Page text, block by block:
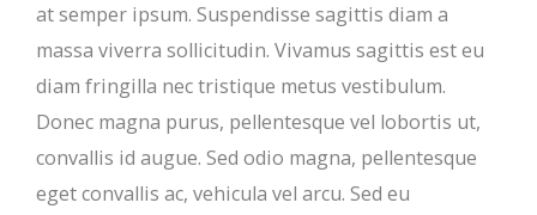
at semper ipsum. Suspendisse sagittis diam a
massa viverra sollicitudin. Vivamus sagittis est eu
diam fringilla nec tristique metus vestibulum.
Donec magna purus, pellentesque vel lobortis ut,
convallis id augue. Sed odio magna, pellentesque
eget convallis ac, vehicula vel arcu. Sed eu